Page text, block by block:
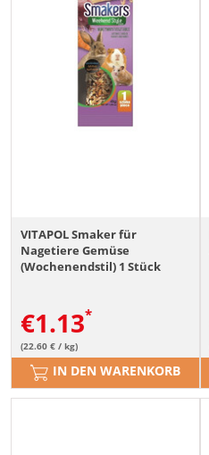
VITAPOL Smaker für
Nagetiere Gemüse
(Wochenendstil) 1 Stück
€1.13
(22.60 € / kg)
IN DEN WARENKORB